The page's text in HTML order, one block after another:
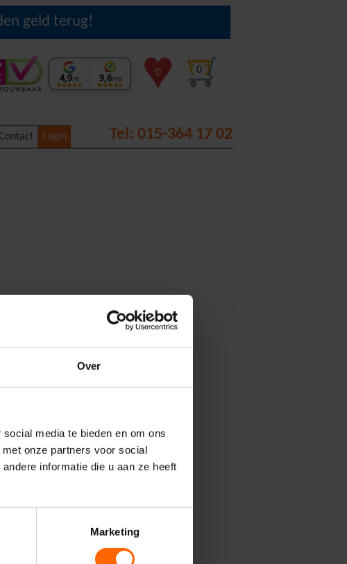
Over
media te bieden en om ons
onze partners voor social
informatie die u aan ze heeft
Marketing
geld terug!
4,9/5 9,6/10
0 0
Contact Login Tel: 015-364 17 02
verwijderd.